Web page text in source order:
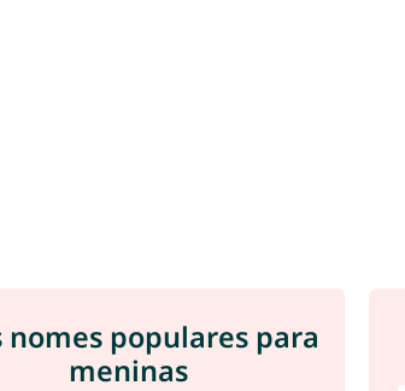
nomes populares para
meninas